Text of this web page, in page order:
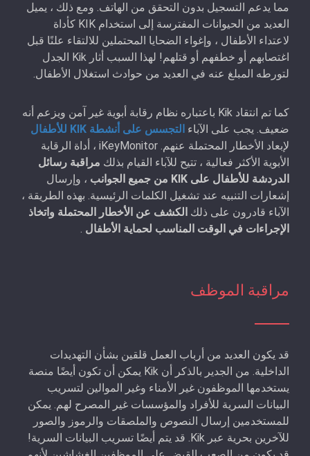
مما يدعم التسجيل بدون التحقق من الهاتف. ومع ذلك ، يميل
العديد من الحيوانات المفترسة إلى استخدام KIK كأداة
لاعتداء الأطفال ، وإغواء الضحايا المحتملين للالتقاء علنًا قبل
اغتصابهم أو خطفهم أو قتلهم! لهذا السبب أثار Kik الجدل
لتورطه المبلغ عنه في العديد من حوادث استغلال الأطفال.
كما تم انتقاد Kik باعتباره نظام رقابة أبوية غير آمن ويزعم أنه
ضعيف. يجب على الآباء التجسس على أنشطة KIK للأطفال
لإبعاد الأخطار المحتملة عنهم. iKeyMonitor ، أداة الرقابة
الأبوية الأكثر فعالية ، تتيح للآباء القيام بذلك مراقبة رسائل
الدردشة للأطفال على KIK من جميع الجوانب
، وإرسال
إشعارات التنبيه عند تشغيل الكلمات الرئيسية. بهذه الطريقة ،
الآباء قادرون على ذلك الكشف عن الأخطار المحتملة واتخاذ
الإجراءات في الوقت المناسب لحماية الأطفال .
مراقبة الموظف
قد يكون العديد من أرباب العمل قلقين بشأن التهديدات
الداخلية. من الجدير بالذكر أن Kik يمكن أن تكون أيضًا منصة
يستخدمها الموظفون غير الأمناء وغير الموالين لتسريب
البيانات السرية للأفراد والمؤسسات غير المصرح لهم. يمكن
للمستخدمين إرسال النصوص والملصقات والرموز والصور
للآخرين بحرية عبر Kik. قد يتم أيضًا تسريب البيانات السرية!